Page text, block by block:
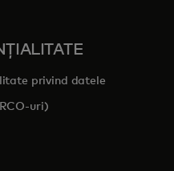
privind datele
uri)